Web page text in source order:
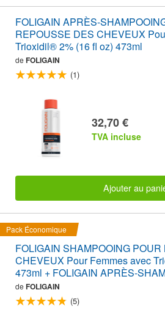
FOLIGAIN APRÈS-
REPOUSSE DES CHEVEUX
Trioxidil® 2% (16 fl oz) 473ml
de FOLIGAIN
(1)
32,70 €
TVA incluse
Ajouter au
Pack Économique
FOLIGAIN SHAMPOOING
CHEVEUX Pour Femmes avec
473ml + FOLIGAIN APRÈS-
REPOUSSE DES CHEVEUX
Trioxidil® 2% (16oz) 473ml PACK
de FOLIGAIN
(5)